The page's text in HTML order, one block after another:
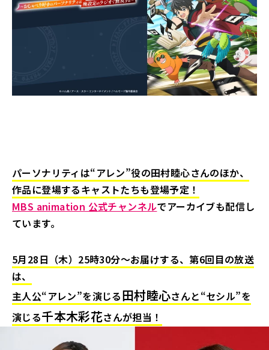
パーソナリティは“アレン”役の田村睦心さんのほか、
作品に登場するキャストたちも登場予定！
MBS animation 公式チャンネルでアーカイブも配信し
ています。
5月28日（木）25時30分～お届けする、第6回目の放送
は、
主人公“アレン”を演じる田村睦心さんと“セシル”を
演じる千本木彩花さんが担当！